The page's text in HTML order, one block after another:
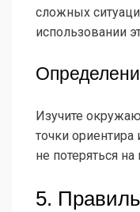
сложных
использовании
Изучите
точки
не потеряться
5.